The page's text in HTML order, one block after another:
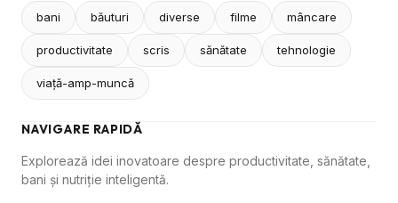
bani băuturi diverse filme mâncare
productivitate scris sănătate tehnologie
viaţă-amp-muncă
NAVIGARE RAPIDĂ
Explorează idei inovatoare despre productivitate, sănătate,
bani și nutriție inteligentă.